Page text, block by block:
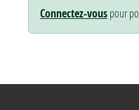
Connectez-vouspour